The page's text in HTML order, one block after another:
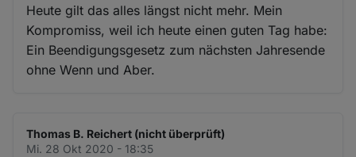
Heute gilt das alles längst nicht mehr. Mein
Kompromiss, weil ich heute einen guten Tag habe:
Ein Beendigungsgesetz zum nächsten Jahresende
ohne Wenn und Aber.
Thomas B. Reichert (nicht überprüft)
Mi. 28 Okt 2020 - 18:35